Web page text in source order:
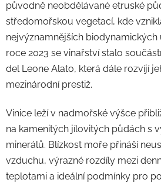
původně neobdělávané etruské
středomořskou vegetací, kde
nejvýznamnějších biodynamických
roce 2023 se vinařství stalo
del Leone Alato, která dále rozvíjí
mezinárodní prestiž.
Vinice leží v nadmořské výšce
na kamenitých jílovitých půdách s
minerálů. Blízkost moře přináší
vzduchu, výrazné rozdíly mezi
teplotami a ideální podmínky pro